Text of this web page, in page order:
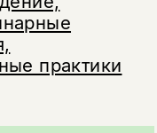
практики